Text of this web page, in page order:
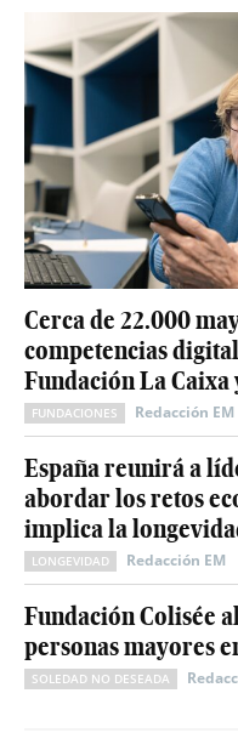
Cerca de 22.000
competencias
Fundación La Caixa
FUNDACIONES Redacción EM
España reunirá a
abordar los retos
implica la
LONGEVIDAD Redacción EM
Fundación Colisée
personas mayores
SOLEDAD NO DESEADA